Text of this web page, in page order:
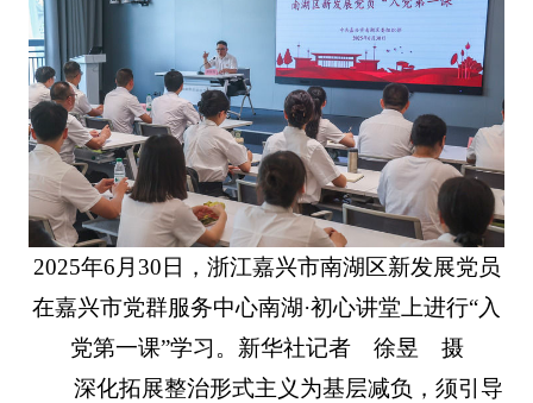
2025年6月30日，浙江嘉兴市南湖区新发展党员
在嘉兴市党群服务中心南湖·初心讲堂上进行“入
党第一课”学习。新华社记者 徐昱 摄
深化拓展整治形式主义为基层减负，须引导